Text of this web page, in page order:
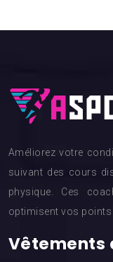
Améliorez votre
suivant des cours
physique. Ces
optimisent vos points
Vêtements